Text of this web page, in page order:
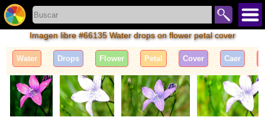
Imagen libre #66135 Water drops on flower petal cover
Water Drops Flower Petal Cover Caer